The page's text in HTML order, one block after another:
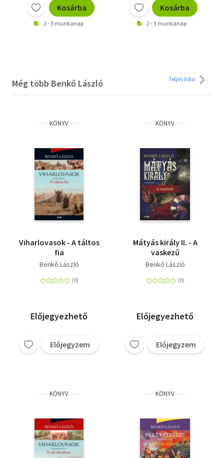
Kosárba
2 - 3 munkanap
Kosárba
2 - 3 munkanap
Még több Benkő László Teljes lista
KÖNYV
Viharlovasok - A táltos
fia
Benkő László
Előjegyezhető
Előjegyzem
KÖNYV
Mátyás király II. - A
vaskezű
Benkő László
Előjegyezhető
Előjegyzem
KÖNYV KÖNYV